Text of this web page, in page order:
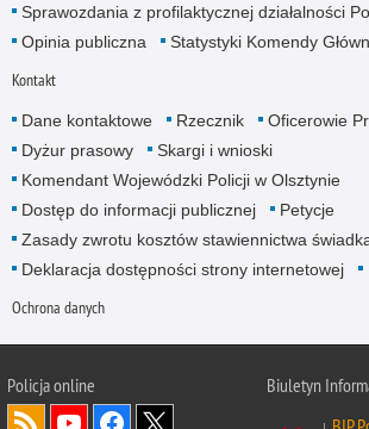
Sprawozdania z profilaktycznej działalności
Opinia publiczna
Statystyki Komendy
Kontakt
Dane kontaktowe Rzecznik
Oficerowie
Dyżur prasowy
Skargi i wnioski
Komendant Wojewódzki Policji w Olsztynie
Dostęp do informacji publicznej
Petycje
Zasady zwrotu kosztów stawiennictwa
Deklaracja dostępności strony internetowej
Ochrona danych
Policja online
Biuletyn